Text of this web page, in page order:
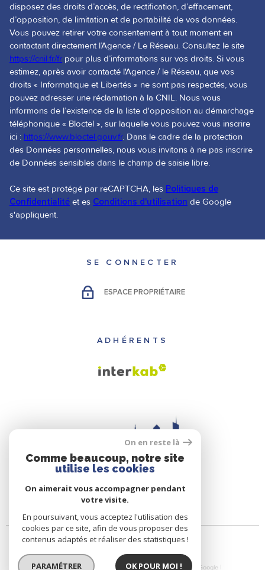
disposez des droits d’accès, de rectification, d’effacement,
d’opposition, de limitation et de portabilité de vos données.
Vous pouvez retirer votre consentement à tout moment en
contactant directement l’Agence / Le Réseau. Consultez le site
https://cnil.fr/fr pour plus d’informations sur vos droits. Si vous
estimez, après avoir contacté l'Agence / le Réseau, que vos
droits « Informatique et Libertés » ne sont pas respectés, vous
pouvez adresser une réclamation à la CNIL. Nous vous
informons de l’existence de la liste d'opposition au démarchage
téléphonique « Bloctel », sur laquelle vous pouvez vous inscrire
ici : https://www.bloctel.gouv.fr. Dans le cadre de la protection
des Données personnelles, nous vous invitons à ne pas inscrire
de Données sensibles dans le champ de saisie libre.
Ce site est protégé par reCAPTCHA, les Politiques de
Confidentialité et es Conditions d'utilisation de Google
s'appliquent.
SE CONNECTER
ESPACE PROPRIÉTAIRE
ADHÉRENTS
© 2026 | Tous droits réservés | Traduction powered by Google |
On en reste là
Comme beaucoup, notre site
utilise les cookies
On aimerait vous accompagner pendant
votre visite.
En poursuivant, vous acceptez l'utilisation des
cookies par ce site, afin de vous proposer des
contenus adaptés et réaliser des statistiques !
PARAMÉTRER OK POUR MOI !